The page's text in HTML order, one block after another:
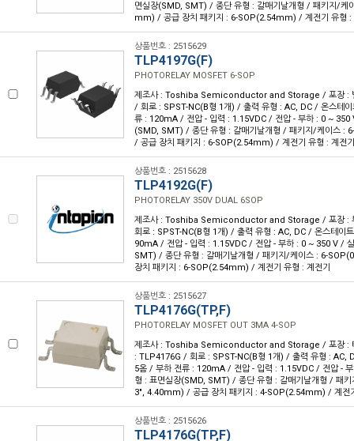
면실장(SMD, SMT) / 종단 유형 : 갈매기날개형 / 패키지/케
mm) / 공급 장치 패키지 : 6-SOP(2.54mm) / 계전기 유형 :
상품번호 : 2515629
TLP4197G(F)
PHOTORELAY MOSFET 6-SOP
제조사 : Toshiba Semiconductor and Storage / 포장 :
/ 회로 : SPST-NC(B형 1개) / 출력 유형 : AC, DC / 온스테
류 : 120mA / 전압 - 입력 : 1.15VDC / 전압 - 부하 : 0 ~ 350
(SMD, SMT) / 종단 유형 : 갈매기날개형 / 패키지/케이스 :
/ 공급 장치 패키지 : 6-SOP(2.54mm) / 계전기 유형 : 계전기
상품번호 : 2515628
TLP4192G(F)
PHOTORELAY 350V DUAL 6SOP
제조사 : Toshiba Semiconductor and Storage / 포장 :
회로 : SPST-NC(B형 1개) / 출력 유형 : AC, DC / 온스테이
90mA / 전압 - 입력 : 1.15VDC / 전압 - 부하 : 0 ~ 350 V /
SMT) / 종단 유형 : 갈매기날개형 / 패키지/케이스 : 6-
장치 패키지 : 6-SOP(2.54mm) / 계전기 유형 : 계전기
상품번호 : 2515627
TLP4176G(TP,F)
PHOTORELAY MOSFET OUT 3MA 4-SOP
제조사 : Toshiba Semiconductor and Storage / 포장 :
: TLP4176G / 회로 : SPST-NC(B형 1개) / 출력 유형 : AC,
5옴 / 부하 전류 : 120mA / 전압 - 입력 : 1.15VDC / 전압 -
형 : 표면실장(SMD, SMT) / 종단 유형 : 갈매기날개형 / 패
3", 4.40mm) / 공급 장치 패키지 : 4-SOP(2.54mm) / 계전
상품번호 : 2515626
TLP4176G(TP,F)